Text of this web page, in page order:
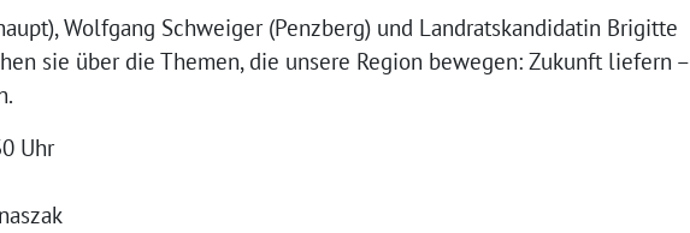
Wolfgang Schweiger (Penzberg) und Landratskandidatin Brigitte
sie über die Themen, die unsere Region bewegen: Zukunft liefern –
Uhr